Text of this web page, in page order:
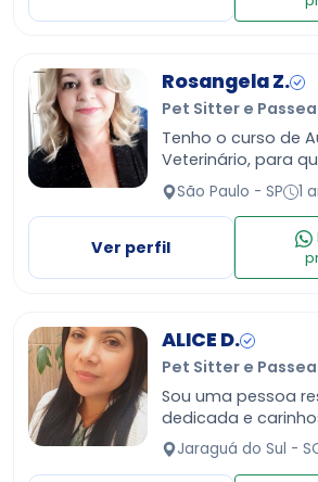
Rosangela Z.
Pet Sitter e
Tenho o curso de
Veterinário, para
emergência.
São Paulo - SP 1
Ver perfil
ALICE D.
Pet Sitter e
Sou uma pessoa
dedicada e
experiência em
idosos e crianças.
Jaraguá do Sul -